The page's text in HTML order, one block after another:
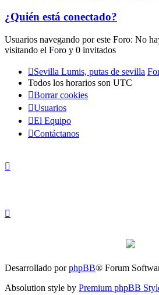
¿Quién está conectado?
Usuarios navegando por este Foro: No
visitando el Foro y 0 invitados
Sevilla Lumis, putas de sevilla
Todos los horarios son UTC
Borrar cookies
Usuarios
El Equipo
Contáctanos
Desarrollado porphpBB® Forum
Absolution style by Premium phpBB